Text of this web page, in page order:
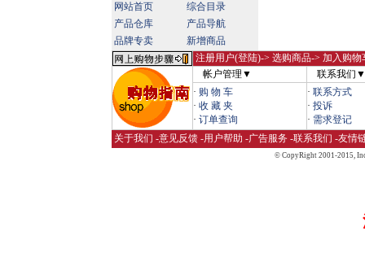
网站首页
综合目录
产品仓库
产品导航
品牌专卖
新增商品
注册用户(登陆)-> 选购商品-> 加入购
帐户管理▼
联系我们▼
· 购 物 车
· 收 藏 夹
· 订单查询
· 联系方式
· 投诉
· 需求登记
关于我们 -意见反馈 -用户帮助 -广告服务 -联系我们 -友情
© CopyRight 2001-2015,